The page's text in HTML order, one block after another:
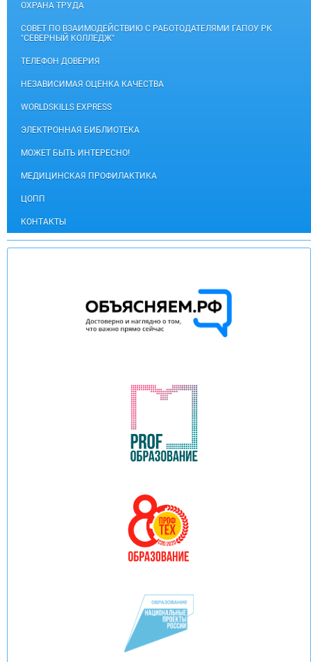
ОХРАНА ТРУДА
СОВЕТ ПО ВЗАИМОДЕЙСТВИЮ С РАБОТОДАТЕЛЯМИ ГАПОУ РК
"СЕВЕРНЫЙ КОЛЛЕДЖ"
ТЕЛЕФОН ДОВЕРИЯ
НЕЗАВИСИМАЯ ОЦЕНКА КАЧЕСТВА
WORLDSKILLS EXPRESS
ЭЛЕКТРОННАЯ БИБЛИОТЕКА
МОЖЕТ БЫТЬ ИНТЕРЕСНО!
МЕДИЦИНСКАЯ ПРОФИЛАКТИКА
ЦОПП
КОНТАКТЫ